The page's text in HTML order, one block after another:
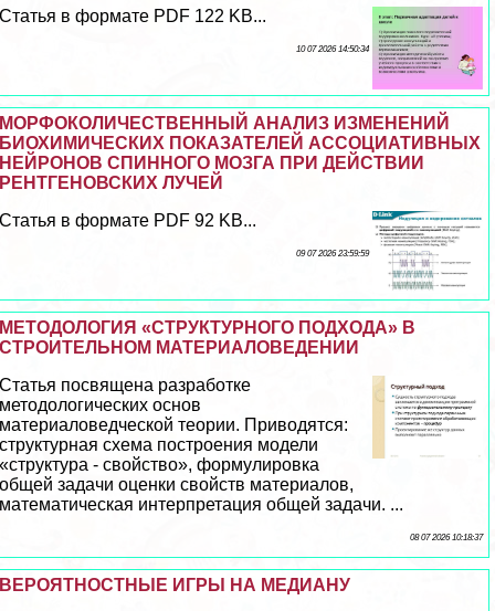
Статья в формате PDF 122 KB...
10 07 2026 14:50:34
МОРФОКОЛИЧЕСТВЕННЫЙ АНАЛИЗ ИЗМЕНЕНИЙ
БИОХИМИЧЕСКИХ ПОКАЗАТЕЛЕЙ АССОЦИАТИВНЫХ
НЕЙРОНОВ СПИННОГО МОЗГА ПРИ ДЕЙСТВИИ
РЕНТГЕНОВСКИХ ЛУЧЕЙ
Статья в формате PDF 92 KB...
09 07 2026 23:59:59
МЕТОДОЛОГИЯ «СТРУКТУРНОГО ПОДХОДА» В
СТРОИТЕЛЬНОМ МАТЕРИАЛОВЕДЕНИИ
Статья посвящена разработке
методологических основ
материаловедческой теории. Приводятся:
структурная схема построения модели
«структура - свойство», формулировка
общей задачи оценки свойств материалов,
математическая интерпретация общей задачи. ...
08 07 2026 10:18:37
ВЕРОЯТНОСТНЫЕ ИГРЫ НА МЕДИАНУ